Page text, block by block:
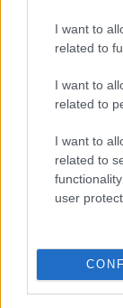
I want to
related to
I want to
related to
I want to
related to
user